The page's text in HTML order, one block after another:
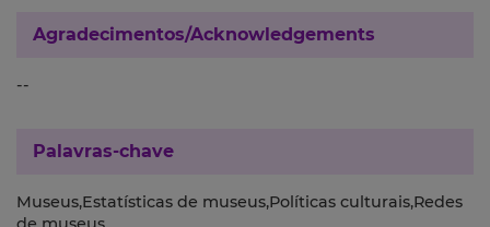
Agradecimentos/Acknowledgements
--
Palavras-chave
Museus,Estatísticas de museus,Políticas culturais,Redes